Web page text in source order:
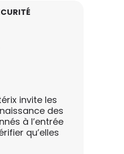
invite les
des
à l’entrée
qu’elles